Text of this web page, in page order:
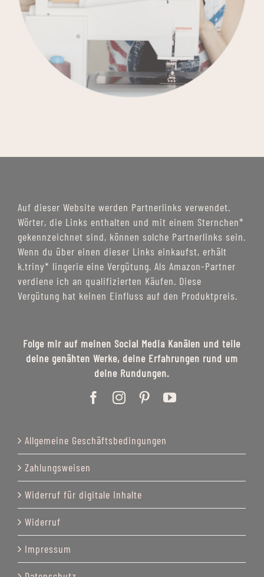
Auf dieser Website werden Partnerlinks verwendet.
Wörter, die Links enthalten und mit einem Sternchen*
gekennzeichnet sind, können solche Partnerlinks sein.
Wenn du über einen dieser Links einkaufst, erhält
k.triny* lingerie eine Vergütung. Als Amazon-Partner
verdiene ich an qualifizierten Käufen. Diese
Vergütung hat keinen Einfluss auf den Produktpreis.
Folge mir auf meinen Social Media Kanälen und teile
deine genähten Werke, deine Erfahrungen rund um
deine Rundungen.
Allgemeine Geschäftsbedingungen
Zahlungsweisen
Widerruf für digitale Inhalte
Widerruf
Impressum